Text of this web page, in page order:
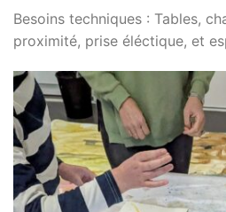
Besoins techniques : Tables,
proximité, prise éléctique, et